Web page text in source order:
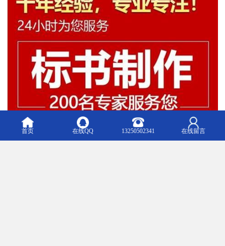
首页 在线QQ 13250502341 在线留言